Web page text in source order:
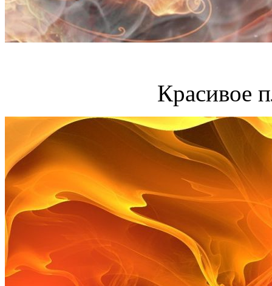
Красивое